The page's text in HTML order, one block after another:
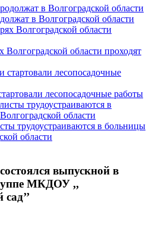
в Волгоградской области
Волгоградской области проходят
лесопосадочные работы
трудоустраиваются в больницы
области
выпускной в
МКДОУ ,,